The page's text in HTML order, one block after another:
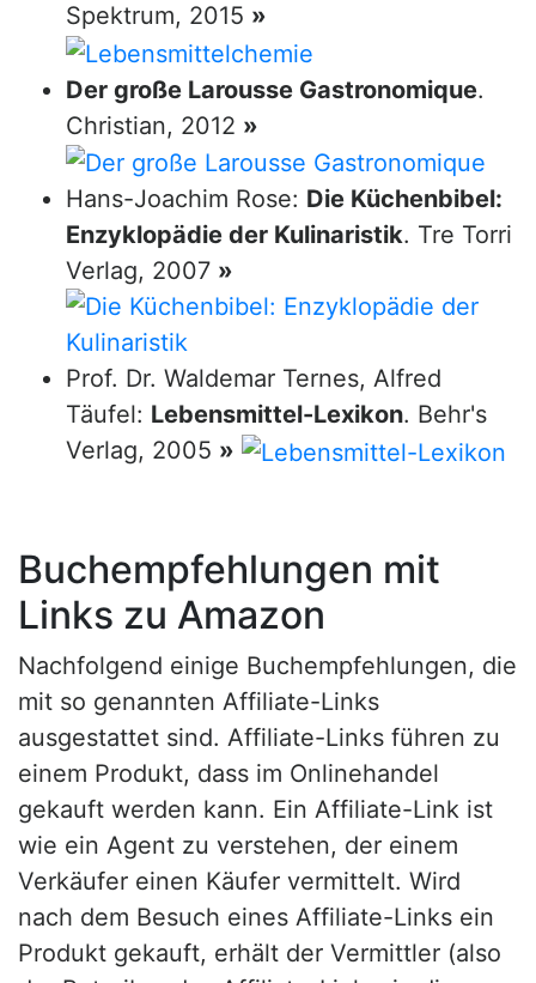
Spektrum, 2015 »
Der große Larousse Gastronomique.
Christian, 2012 »
Hans-Joachim Rose: Die Küchenbibel:
Enzyklopädie der Kulinaristik. Tre Torri
Verlag, 2007 »
Prof. Dr. Waldemar Ternes, Alfred
Täufel: Lebensmittel-Lexikon. Behr's
Verlag, 2005 »
Buchempfehlungen mit
Links zu Amazon
Nachfolgend einige Buchempfehlungen, die
mit so genannten Affiliate-Links
ausgestattet sind. Affiliate-Links führen zu
einem Produkt, dass im Onlinehandel
gekauft werden kann. Ein Affiliate-Link ist
wie ein Agent zu verstehen, der einem
Verkäufer einen Käufer vermittelt. Wird
nach dem Besuch eines Affiliate-Links ein
Produkt gekauft, erhält der Vermittler (also